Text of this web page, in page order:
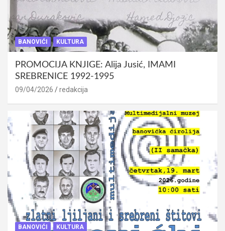
BANOVIĆI KULTURA
PROMOCIJA KNJIGE: Alija Jusić, IMAMI
SREBRENICE 1992-1995
09/04/2026 redakcija
BANOVIĆI KULTURA